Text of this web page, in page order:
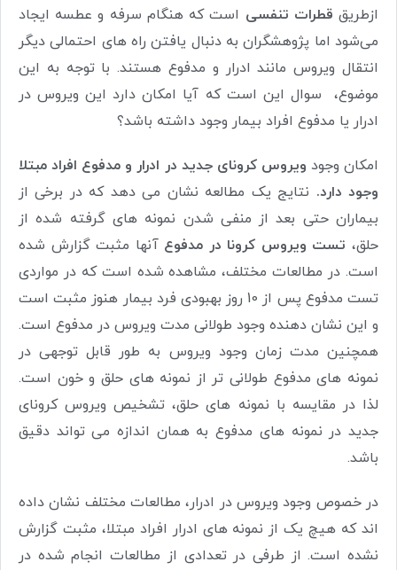
ازطریق قطرات تنفسی است که هنگام سرفه و عطسه ایجاد
می‌شود اما پژوهشگران به دنبال یافتن راه های احتمالی دیگر
انتقال ویروس مانند ادرار و مدفوع هستند. با توجه به این
موضوع، سوال این است که آیا امکان دارد این ویروس در
ادرار یا مدفوع افراد بیمار وجود داشته باشد؟
امکان وجود ویروس کرونای جدید در ادرار و مدفوع افراد مبتلا
وجود دارد. نتایج یک مطالعه نشان می دهد که در برخی از
بیماران حتی بعد از منفی شدن نمونه های گرفته شده از
حلق، تست ویروس کرونا در مدفوع آنها مثبت گزارش شده
است. در مطالعات مختلف، مشاهده شده است که در مواردی
تست مدفوع پس از 10 روز بهبودی فرد بیمار هنوز مثبت است
و این نشان دهنده وجود طولانی مدت ویروس در مدفوع است.
همچنین مدت زمان وجود ویروس به طور قابل توجهی در
نمونه های مدفوع طولانی تر از نمونه های حلق و خون است.
لذا در مقایسه با نمونه های حلق، تشخیص ویروس کرونای
جدید در نمونه های مدفوع به همان اندازه می تواند دقیق
باشد.
در خصوص وجود ویروس در ادرار، مطالعات مختلف نشان داده
اند که هیچ یک از نمونه های ادرار افراد مبتلا، مثبت گزارش
نشده است. از طرفی در تعدادی از مطالعات انجام شده در